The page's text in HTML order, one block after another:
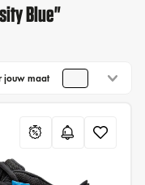
Blue"
jouw maat